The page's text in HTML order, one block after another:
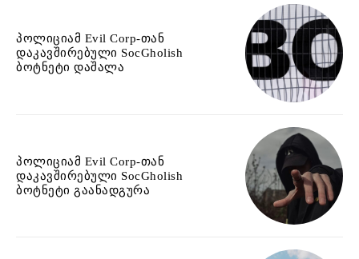
პოლიციამ Evil Corp-თან
დაკავშირებული SocGholish
ბოტნეტი დაშალა
პოლიციამ Evil Corp-თან
დაკავშირებული SocGholish
ბოტნეტი გაანადგურა